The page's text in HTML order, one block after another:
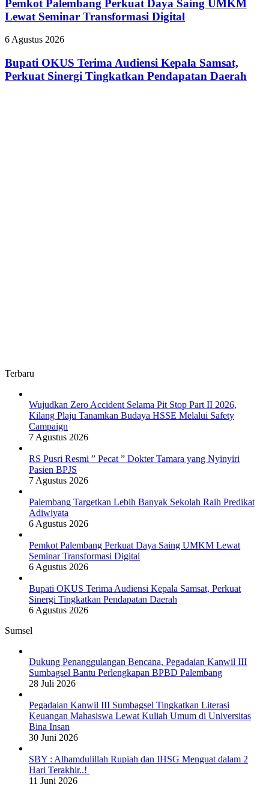
Daya
Saing
Lewat
Transformasi
Digital
Pemkot Palembang Perkuat Daya Saing UMKM
Lewat Seminar Transformasi Digital
Bupati
Terima
Audiensi
Kepala
6 Agustus 2026
Bupati OKUS Terima Audiensi Kepala Samsat,
Perkuat Sinergi Tingkatkan Pendapatan Daerah
Terbaru
Wujudkan Zero Accident Selama Pit Stop Part II 2026,
Kilang Plaju Tanamkan Budaya HSSE Melalui Safety
Campaign
7 Agustus 2026
RS Pusri Resmi ” Pecat ” Dokter Tamara yang Nyinyiri
Pasien BPJS
7 Agustus 2026
Palembang Targetkan Lebih Banyak Sekolah Raih Predikat
Adiwiyata
6 Agustus 2026
Pemkot Palembang Perkuat Daya Saing UMKM Lewat
Seminar Transformasi Digital
6 Agustus 2026
Bupati OKUS Terima Audiensi Kepala Samsat, Perkuat
Sinergi Tingkatkan Pendapatan Daerah
6 Agustus 2026
Sumsel
Dukung Penanggulangan Bencana, Pegadaian Kanwil III
Sumbagsel Bantu Perlengkapan BPBD Palembang
28 Juli 2026
Pegadaian Kanwil III Sumbagsel Tingkatkan Literasi
Keuangan Mahasiswa Lewat Kuliah Umum di Universitas
Bina Insan
30 Juni 2026
SBY : Alhamdulillah Rupiah dan IHSG Menguat dalam 2
Hari Terakhir..!
11 Juni 2026